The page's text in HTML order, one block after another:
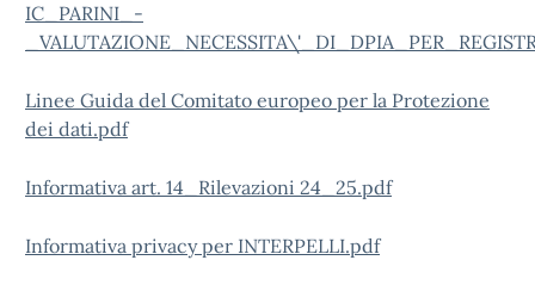
IC_PARINI_-
Linee Guida del Comitato europeo per la Protezione
dei dati.pdf
Informativa art. 14_Rilevazioni 24_25.pdf
Informativa privacy per INTERPELLI.pdf